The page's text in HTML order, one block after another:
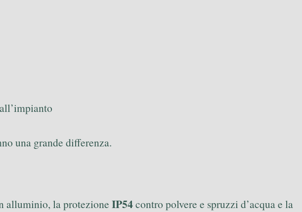
una grande differenza.
alluminio, la protezione IP54contro polvere e spruzzi d’acqua e la